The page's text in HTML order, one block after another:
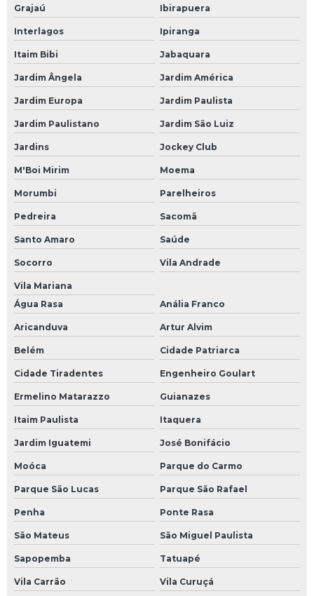
Monitor industrial touch screen
Placa de i o
Rack industrial com gaveta
Rack industrial com painel
Recuperação de driver
Recuperação de módulos eletrônicos
Recuperação de placas eletrônicas
Recuperação nobreak
Reforma de inversores
Reparação de módulos eletrônicos
Reparação de placas eletrônicas
Reparo de controlador de temperatura
Reparo de fontes chaveadas
Reparo de ihm
Reparo de inversor de frequência
Reparo de nobreak
Reparo de placas eletrônicas
Reparo de placas eletrônicas sp
Grajaú Ibirapuera
Interlagos Ipiranga
Itaim Bibi Jabaquara
Jardim Ângela Jardim América
Jardim Europa Jardim Paulista
Jardim Paulistano Jardim São Luiz
Jardins Jockey Club
M'Boi Mirim Moema
Morumbi Parelheiros
Pedreira Sacomã
Santo Amaro Saúde
Socorro Vila Andrade
Vila Mariana
Água Rasa
Anália Franco
Aricanduva Artur Alvim
Belém Cidade Patriarca
Cidade Tiradentes Engenheiro Goulart
Ermelino Matarazzo Guianazes
Itaim Paulista Itaquera
Jardim Iguatemi José Bonifácio
Moóca Parque do Carmo
Parque São Lucas Parque São Rafael
Penha Ponte Rasa
São Mateus São Miguel Paulista
Sapopemba Tatuapé
Vila Carrão Vila Curuçá